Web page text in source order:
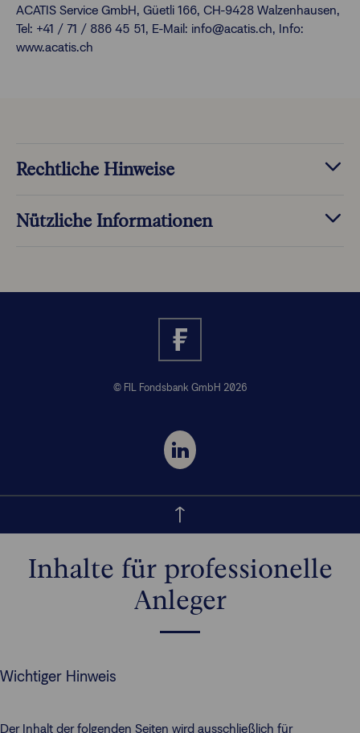
ACATIS Service GmbH, Güetli 166, CH-9428 Walzenhausen,
Tel: +41 / 71 / 886 45 51, E-Mail: info@acatis.ch, Info:
www.acatis.ch
Rechtliche Hinweise
Nützliche Informationen
© FIL Fondsbank GmbH 2026
Inhalte für professionelle
Anleger
Wichtiger Hinweis
Der Inhalt der folgenden Seiten wird ausschließlich für